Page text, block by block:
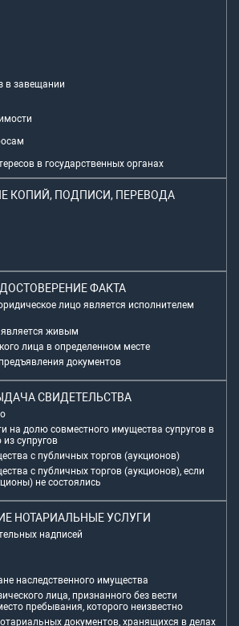
в завещании
в государственных органах
КОПИЙ, ПОДПИСИ, ПЕРЕВОДА
ФАКТА
лицо является исполнителем
живым
лица в определенном месте
документов
СВИДЕТЕЛЬСТВА
на долю совместного имущества супругов в
супругов
с публичных торгов (аукционов)
с публичных торгов (аукционов), если
не состоялись
НОТАРИАЛЬНЫЕ УСЛУГИ
надписей
наследственного имущества
лица, признанного без вести
пребывания, которого неизвестно
документов, хранящихся в делах